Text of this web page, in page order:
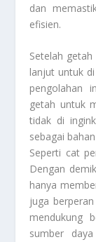
dan
efisien.
Setelah
lanjut untuk
pengolahan
getah untuk
tidak di
sebagai
Seperti cat
Dengan
hanya
juga
mendukung
sumber